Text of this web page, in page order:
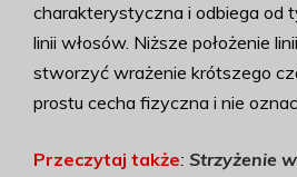
charakterystyczna i odbiega od
linii włosów. Niższe położenie
stworzyć wrażenie krótszego
prostu cecha fizyczna i nie
Przeczytaj także: Strzyżenie